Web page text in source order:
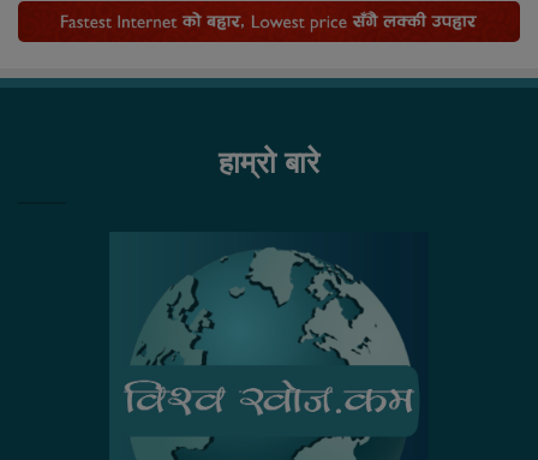
हाम्रो बारे